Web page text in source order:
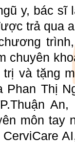
y, bác sĩ
trả qua
chuyên
trị và tặng
Phan Thị
môn tay
CerviCare